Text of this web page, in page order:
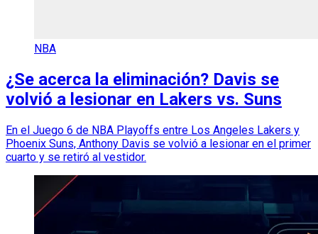
NBA
¿Se acerca la eliminación? Davis se
volvió a lesionar en Lakers vs. Suns
En el Juego 6 de NBA Playoffs entre Los Angeles Lakers y
Phoenix Suns, Anthony Davis se volvió a lesionar en el primer
cuarto y se retiró al vestidor.